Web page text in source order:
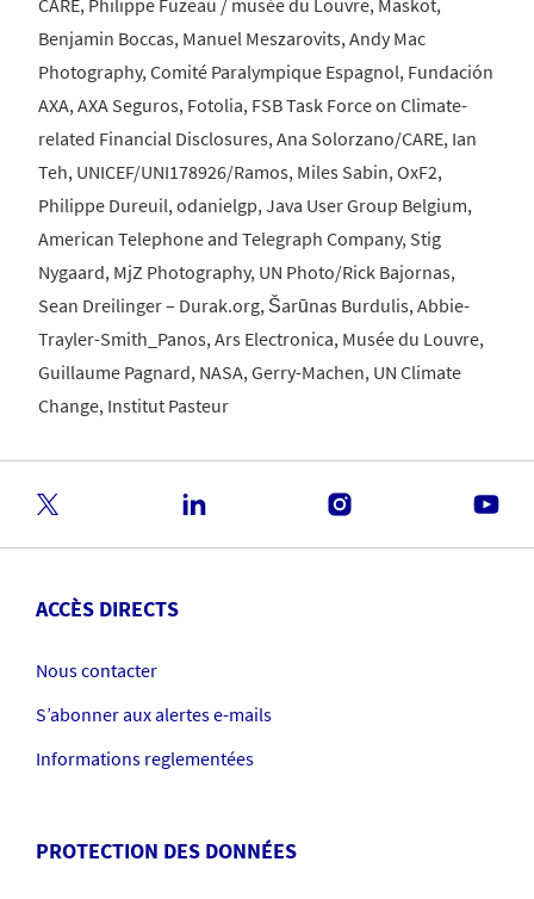
Benjamin Boccas, Manuel Meszarovits, Andy Mac
Photography, Comité Paralympique Espagnol, Fundación
AXA, AXA Seguros, Fotolia, FSB Task Force on Climate-
related Financial Disclosures, Ana Solorzano/CARE, Ian
Teh, UNICEF/UNI178926/Ramos, Miles Sabin, OxF2,
Philippe Dureuil, odanielgp, Java User Group Belgium,
American Telephone and Telegraph Company, Stig
Nygaard, MjZ Photography, UN Photo/Rick Bajornas,
Sean Dreilinger – Durak.org, Šarūnas Burdulis, Abbie-
Trayler-Smith_Panos, Ars Electronica, Musée du Louvre,
Guillaume Pagnard, NASA, Gerry-Machen, UN Climate
Change, Institut Pasteur
ACCÈS DIRECTS
Nous contacter
S’abonner aux alertes e-mails
Informations reglementées
PROTECTION DES DONNÉES